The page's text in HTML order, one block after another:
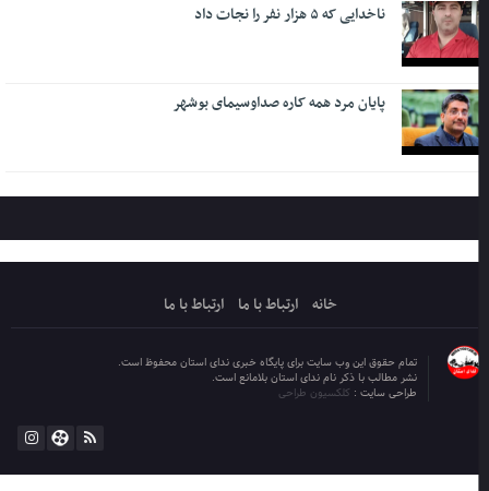
ناخدایی که ۵ هزار نفر را نجات داد
پایان مرد همه کاره صداوسیمای بوشهر
خانه ارتباط با ما ارتباط با ما
تمام حقوق این وب سایت برای پایگاه خبری ندای استان محفوظ است.
نشر مطالب با ذکر نام ندای استان بلامانع است.
طراحی سایت :کلکسیون طراحی